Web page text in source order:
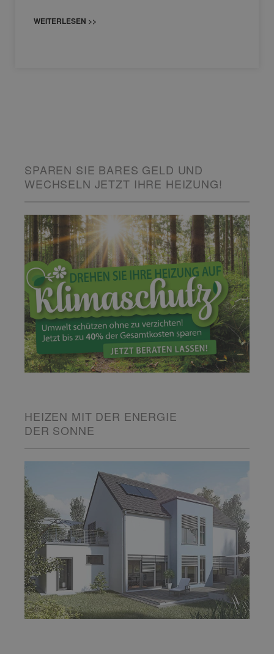
WEITERLESEN >>
SPAREN SIE BARES GELD UND
WECHSELN JETZT IHRE HEIZUNG!
HEIZEN MIT DER ENERGIE
DER SONNE